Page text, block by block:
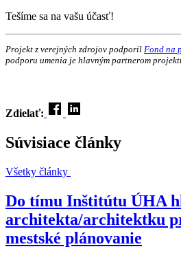
Tešíme sa na vašu účasť!
Projekt z verejných zdrojov podporil Fond na
podporu umenia je hlavným partnerom
Zdielať:
Súvisiace články
Všetky články
Do tímu Inštitútu ÚHA
architekta/architektku
mestské plánovanie